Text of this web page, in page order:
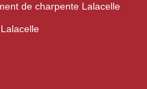
de charpente Lalacelle